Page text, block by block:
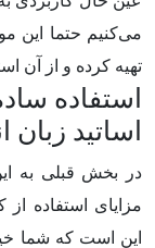
می‌کنیم حتما این
تهیه کرده و از آن
استفاده
اساتید زبان
در بخش قبلی به
این است که شما